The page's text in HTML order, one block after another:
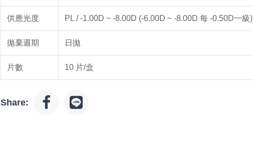
供應光度 PL / -1.00D ~ -8.00D (-6.00D ~ -8.00D 每 -0.50D一級)
拋棄週期 日拋
片數 10 片/盒
Share: